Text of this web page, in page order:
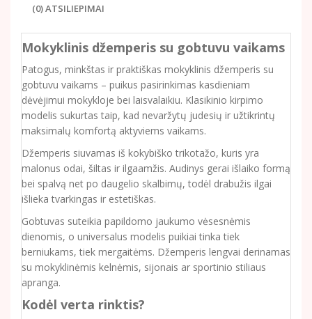
(0) ATSILIEPIMAI
Mokyklinis džemperis su gobtuvu vaikams
Patogus, minkštas ir praktiškas mokyklinis džemperis su
gobtuvu vaikams – puikus pasirinkimas kasdieniam
dėvėjimui mokykloje bei laisvalaikiu. Klasikinio kirpimo
modelis sukurtas taip, kad nevaržytų judesių ir užtikrintų
maksimalų komfortą aktyviems vaikams.
Džemperis siuvamas iš kokybiško trikotažo, kuris yra
malonus odai, šiltas ir ilgaamžis. Audinys gerai išlaiko formą
bei spalvą net po daugelio skalbimų, todėl drabužis ilgai
išlieka tvarkingas ir estetiškas.
Gobtuvas suteikia papildomo jaukumo vėsesnėmis
dienomis, o universalus modelis puikiai tinka tiek
berniukams, tiek mergaitėms. Džemperis lengvai derinamas
su mokyklinėmis kelnėmis, sijonais ar sportinio stiliaus
apranga.
Kodėl verta rinktis?